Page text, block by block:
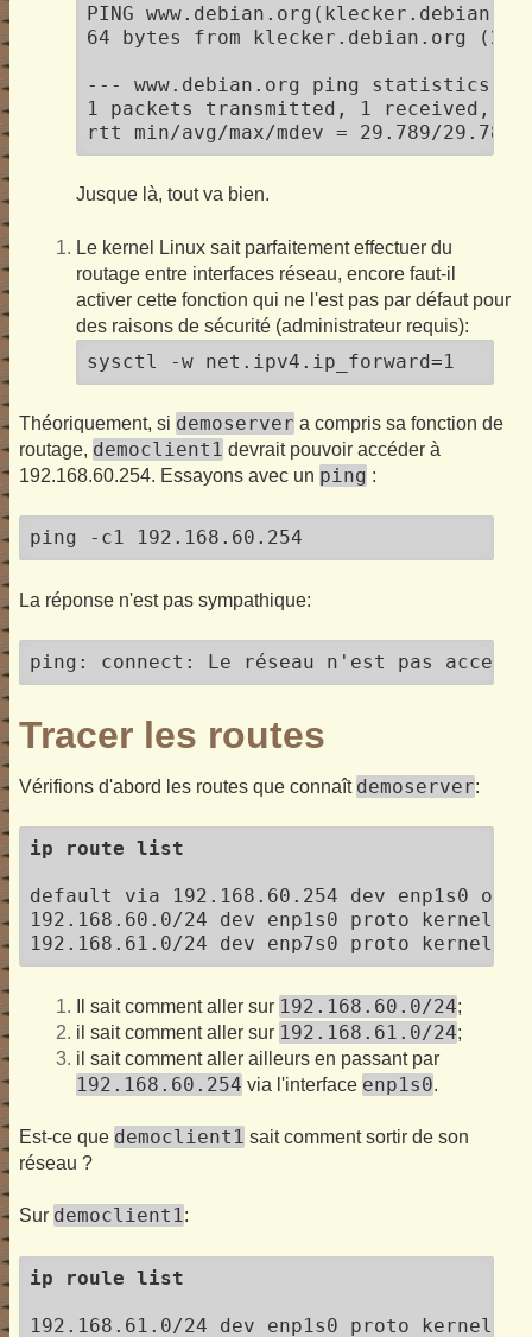
PING
64 bytes from klecker.debian.org
--- www.debian.org ping statistics
1 packets transmitted, 1 received,
Jusque là, tout va bien.
Le kernel Linux sait parfaitement effectuer du
routage entre interfaces réseau, encore faut-il
activer cette fonction qui ne l'est pas par défaut pour
des raisons de sécurité (administrateur requis):
sysctl -w net.ipv4.ip_forward=1
Théoriquement, si demoserver a compris sa fonction de
routage, democlient1 devrait pouvoir accéder à
192.168.60.254. Essayons avec un ping :
ping -c1 192.168.60.254
La réponse n'est pas sympathique:
ping: connect: Le réseau n'est pas
Tracer les routes
Vérifions d'abord les routes que connaît demoserver:
ip route list
default via 192.168.60.254 dev enp1s0
192.168.60.0/24 dev enp1s0 proto kernel
Il sait comment aller sur 192.168.60.0/24;
il sait comment aller sur 192.168.61.0/24;
il sait comment aller ailleurs en passant par
192.168.60.254 via l'interface enp1s0.
Est-ce que democlient1 sait comment sortir de son
réseau ?
Sur democlient1:
ip roule list